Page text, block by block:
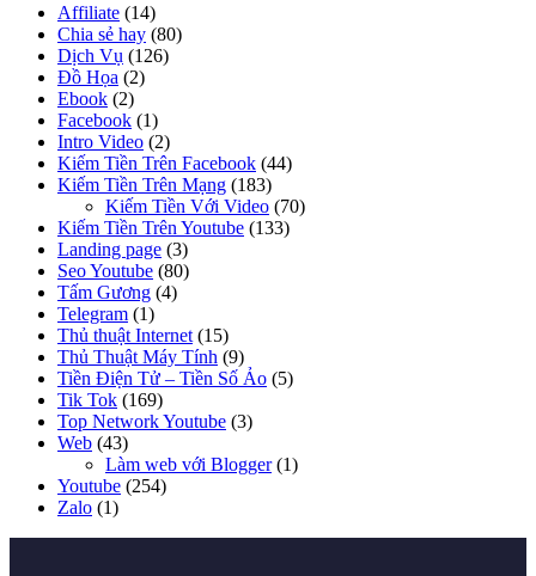
Affiliate (14)
Chia sẻ hay (80)
Dịch Vụ (126)
Đồ Họa (2)
Ebook (2)
Facebook (1)
Intro Video (2)
Kiếm Tiền Trên Facebook (44)
Kiếm Tiền Trên Mạng (183)
Kiếm Tiền Với Video (70)
Kiếm Tiền Trên Youtube (133)
Landing page (3)
Seo Youtube (80)
Tấm Gương (4)
Telegram (1)
Thủ thuật Internet (15)
Thủ Thuật Máy Tính (9)
Tiền Điện Tử – Tiền Số Ảo (5)
Tik Tok (169)
Top Network Youtube (3)
Web (43)
Làm web với Blogger(1)
Youtube (254)
Zalo (1)